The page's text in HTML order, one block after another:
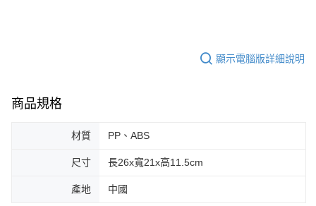
顯示電腦版詳細說明
商品規格
材質 PP、ABS
尺寸 長26x寬21x高11.5cm
產地 中國